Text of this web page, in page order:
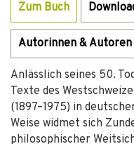
Zum Buch
Autorinnen & Autoren
Anlässlich seines 50.
Texte des
(1897–1975) in
Weise widmet sich
philosophischer